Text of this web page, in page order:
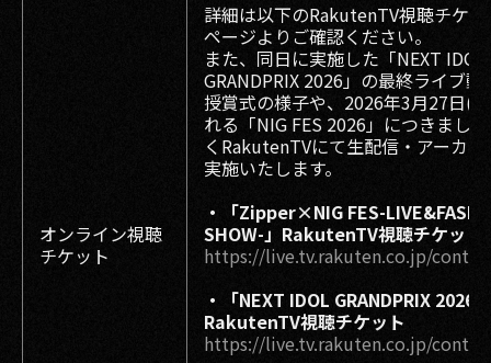
オンライン視聴
チケット
詳細は以下のRakutenTV視聴チケ
ページよりご確認ください。
また、同日に実施した「NEXT IDOL
GRANDPRIX 2026」の最終ライブ動
授賞式の様子や、2026年3月27日(
れる「NIG FES 2026」につきまし
くRakutenTVにて生配信・アーカ
実施いたします。
・「Zipper×NIG FES-
SHOW-」RakutenTV視聴チケット
https://live.tv.rakuten.co.jp/
・「NEXT IDOL GRANDPRIX 2026」
RakutenTV視聴チケット
https://live.tv.rakuten.co.jp/